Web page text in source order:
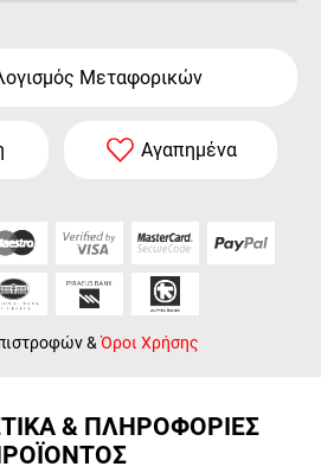
Μεταφορικών
Αγαπημένα
& Όροι Χρήσης
& ΠΛΗΡΟΦΟΡΙΕΣ